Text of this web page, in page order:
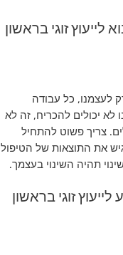
לייעוץ זוגי בראשון
לעצמנו, כל עבודה
לא יכולים להכריח, זה לא
צריך פשוט להתחיל
את התוצאות של הטיפול
תהיה השינוי בעצמך.
זוגי בראשון